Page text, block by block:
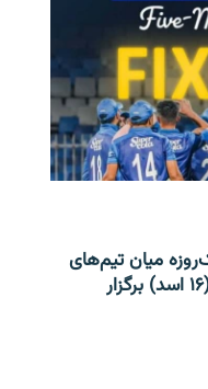
میان تیم‌های
کرکت افغانستان و ایرلند، روز جمعه (۱۶ اسد) برگزار